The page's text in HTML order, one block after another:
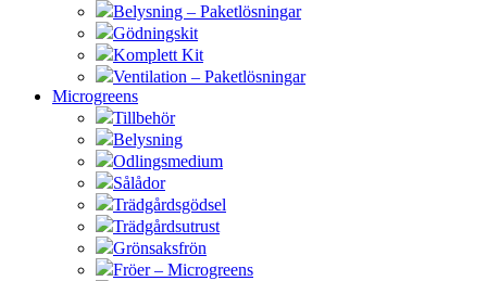
Belysning – Paketlösningar
Gödningskit
Komplett Kit
Ventilation – Paketlösningar
Microgreens
Tillbehör
Belysning
Odlingsmedium
Sålådor
Trädgårdsgödsel
Trädgårdsutrust
Grönsaksfrön
Fröer – Microgreens